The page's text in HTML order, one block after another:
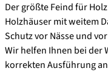
Der größte Feind für
Holzhäuser mit weitem
Schutz vor Nässe und
Wir helfen Ihnen bei der
korrekten Ausführung